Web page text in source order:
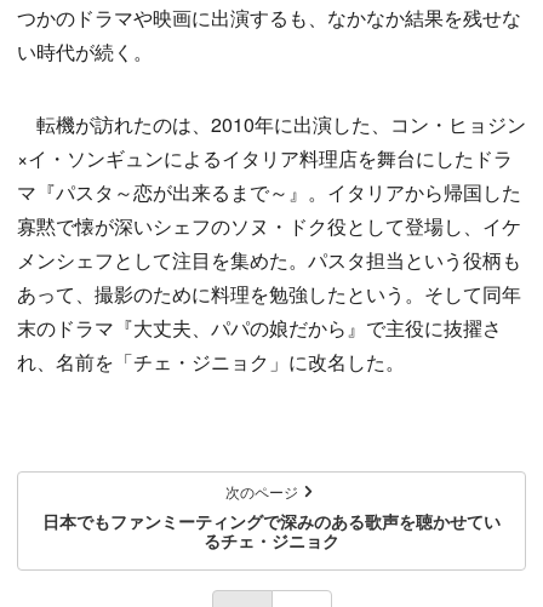
つかのドラマや映画に出演するも、なかなか結果を残せな
い時代が続く。
転機が訪れたのは、2010年に出演した、コン・ヒョジン
×イ・ソンギュンによるイタリア料理店を舞台にしたドラ
マ『パスタ～恋が出来るまで～』。イタリアから帰国した
寡黙で懐が深いシェフのソヌ・ドク役として登場し、イケ
メンシェフとして注目を集めた。パスタ担当という役柄も
あって、撮影のために料理を勉強したという。そして同年
末のドラマ『大丈夫、パパの娘だから』で主役に抜擢さ
れ、名前を「チェ・ジニョク」に改名した。
次のページ
日本でもファンミーティングで深みのある歌声を聴かせてい
るチェ・ジニョク